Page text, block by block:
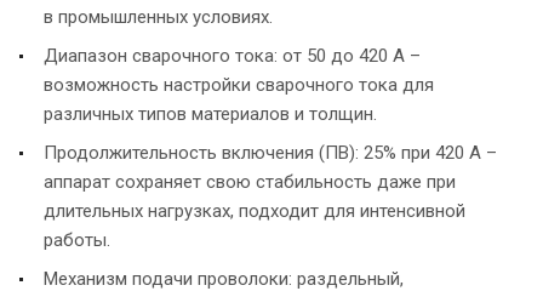
в промышленных условиях.
Диапазон сварочного тока: от 50 до 420 А –
возможность настройки сварочного тока для
различных типов материалов и толщин.
Продолжительность включения (ПВ): 25% при 420 А –
аппарат сохраняет свою стабильность даже при
длительных нагрузках, подходит для интенсивной
работы.
Механизм подачи проволоки: раздельный,